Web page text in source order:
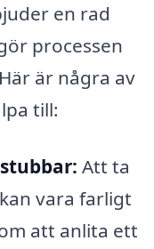
en rad
processen
är några av
till:
Att ta
vara farligt
att anlita ett